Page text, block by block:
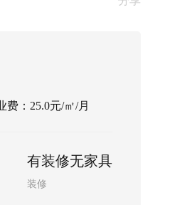
费：25.0元/㎡/月
有装修无家具
装修